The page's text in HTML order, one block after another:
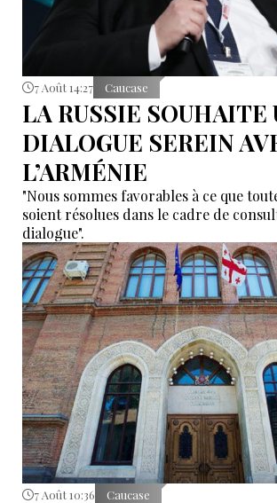
7 Août 14:27 Caucase
LA RUSSIE SOUHAITE
DIALOGUE SEREIN
L’ARMÉNIE
"Nous sommes favorables à ce que
soient résolues dans le cadre de
dialogue".
7 Août 10:36 Caucase